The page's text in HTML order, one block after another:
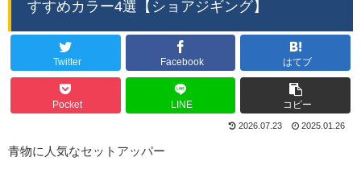
すすめカラー4選【ショアジギング】
Twitter Facebook はてブ
Pocket LINE コピー
2026.07.23 2025.01.26
青物に人気なセットアッパー